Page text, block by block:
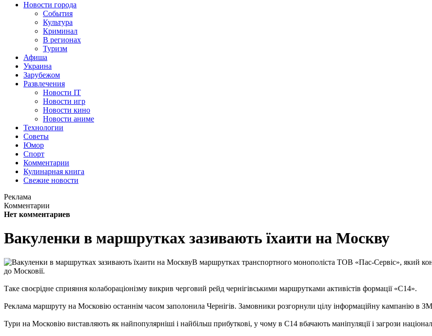
Новости города
События
Культура
Криминал
В регионах
Туризм
Афиша
Украина
Зарубежом
Развлечения
Новости IT
Новости игр
Новости кино
Новости аниме
Технологии
Советы
Юмор
Спорт
Комментарии
Кулинарная книга
Свежие новости
Реклама
Комментарии
Нет комментариев
Вакуленки в маршрутках зазивають їхаити на Москву
В маршрутках транспортного монополіста ТОВ «Пас-Сервіс», який
до Московії.
Таке своєрідне сприяння колабораціонізму викрив черговий рейд чернігівськими маршрутками активістів формації «С14».
Реклама маршруту на Московію останнім часом заполонила Чернігів. Замовники розгорнули цілу інформаційну кампанію в
Тури на Московію виставляють як найпопулярніші і найбільш прибуткові, у чому в С14 вбачають маніпуляції і загрози